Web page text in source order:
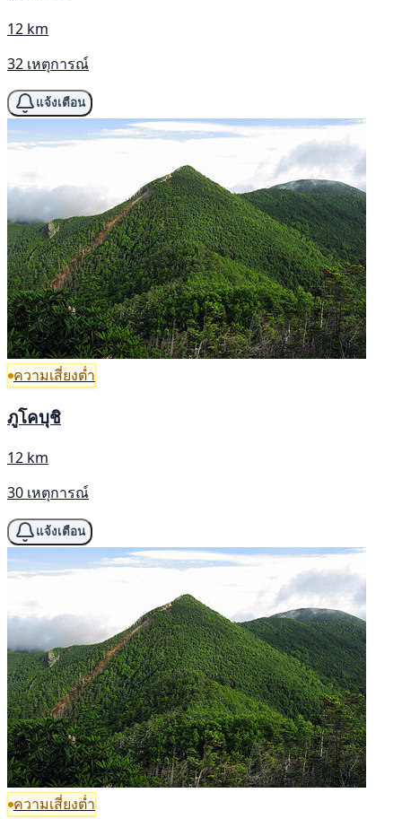
12 km
32 เหตุการณ์
แจ้งเตือน
ความเสี่ยงต่ำ
ภูโคบุชิ
12 km
30 เหตุการณ์
แจ้งเตือน
ความเสี่ยงต่ำ